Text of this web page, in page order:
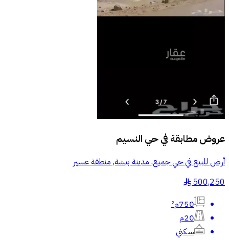
عروض مطابقة فيحي النسيم
أرض للبيع في حي جميع, مدينة بيشة, منطقة عسير
500,250
§
750م²
20م
سكني